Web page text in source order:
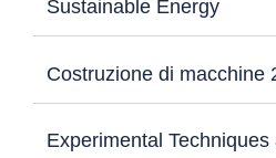
Sustainable Energy
Costruzione di macchine
Experimental